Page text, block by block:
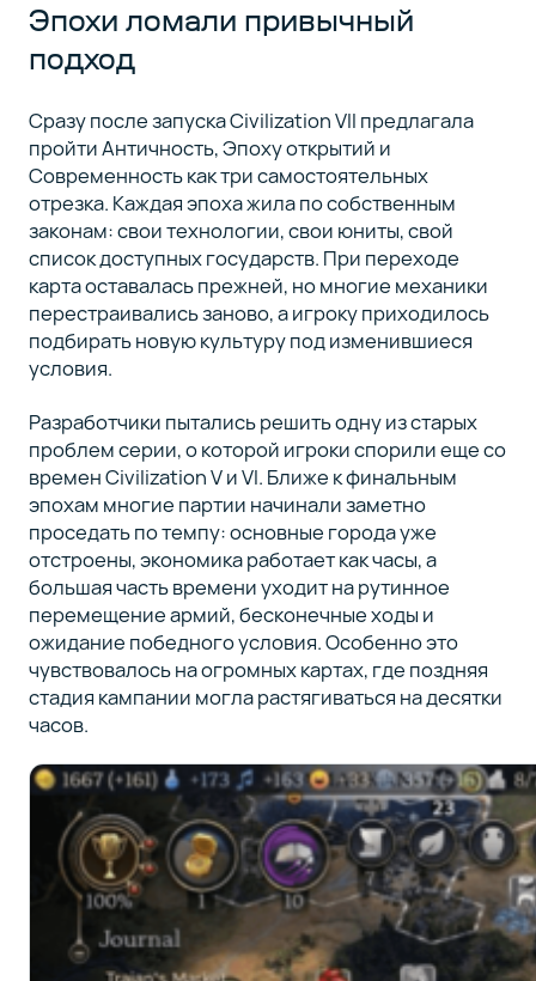
Эпохи ломали привычный
подход
Сразу после запуска Civilization VII предлагала
пройти Античность, Эпоху открытий и
Современность как три самостоятельных
отрезка. Каждая эпоха жила по собственным
законам: свои технологии, свои юниты, свой
список доступных государств. При переходе
карта оставалась прежней, но многие механики
перестраивались заново, а игроку приходилось
подбирать новую культуру под изменившиеся
условия.
Разработчики пытались решить одну из старых
проблем серии, о которой игроки спорили еще со
времен Civilization V и VI. Ближе к финальным
эпохам многие партии начинали заметно
проседать по темпу: основные города уже
отстроены, экономика работает как часы, а
большая часть времени уходит на рутинное
перемещение армий, бесконечные ходы и
ожидание победного условия. Особенно это
чувствовалось на огромных картах, где поздняя
стадия кампании могла растягиваться на десятки
часов.